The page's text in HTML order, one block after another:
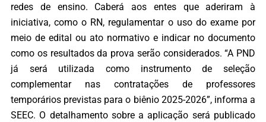
redes de ensino. Caberá aos entes que aderiram à
iniciativa, como o RN, regulamentar o uso do exame por
meio de edital ou ato normativo e indicar no documento
como os resultados da prova serão considerados. “A PND
já será utilizada como instrumento de seleção
complementar nas contratações de professores
temporários previstas para o biênio 2025-2026”, informa a
SEEC. O detalhamento sobre a aplicação será publicado